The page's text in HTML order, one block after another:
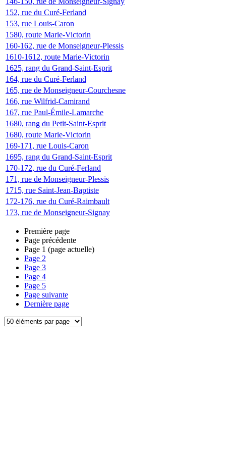
152, rue du Curé-Ferland
153, rue Louis-Caron
1580, route Marie-Victorin
160-162, rue de Monseigneur-Plessis
1610-1612, route Marie-Victorin
1625, rang du Grand-Saint-Esprit
164, rue du Curé-Ferland
165, rue de Monseigneur-Courchesne
166, rue Wilfrid-Camirand
167, rue Paul-Émile-Lamarche
1680, rang du Petit-Saint-Esprit
1680, route Marie-Victorin
169-171, rue Louis-Caron
1695, rang du Grand-Saint-Esprit
170-172, rue du Curé-Ferland
171, rue de Monseigneur-Plessis
1715, rue Saint-Jean-Baptiste
172-176, rue du Curé-Raimbault
173, rue de Monseigneur-Signay
Première page
Page précédente
Page 1 (page actuelle)
Page 2
Page 3
Page 4
Page 5
Page suivante
Dernière page